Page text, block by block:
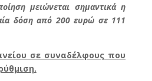
μειώνεται σημαντικά η
δόση από 200 ευρώ σε 111
σε συναδέλφους που